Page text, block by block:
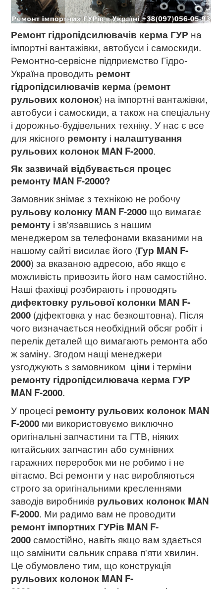
Ремонт гідропідсилювачів керма ГУР на
імпортні вантажівки, автобуси і самоскиди.
Ремонтно-сервісне підприємство Гідро-
Україна проводить ремонт
гідропідсилювачів керма (ремонт
рульових колонок) на імпортні вантажівки,
автобуси і самоскиди, а також на спеціальну
і дорожньо-будівельних техніку. У нас є все
для якісного ремонту і налаштування
рульових колонок MAN F-2000.
Як зазвичай відбувається процес
ремонту MAN F-2000?
Замовник знімає з технікою не робочу
рульову колонку MAN F-2000 що вимагає
ремонту і зв'язавшись з нашим
менеджером за телефонами вказаними на
нашому сайті висилає його (Гур MAN F-
2000) за вказаною адресою, або якщо є
можливість привозить його нам самостійно.
Наші фахівці розбирають і проводять
дифектовку рульової колонки MAN F-
2000 (діфектовка у нас безкоштовна). Після
чого визначається необхідний обсяг робіт і
перелік деталей що вимагають ремонта або
ж заміну. Згодом нащі менеджери
узгоджують з замовником ціни і терміни
ремонту гідропідсилювача керма ГУР
MAN F-2000.
У процесі ремонту рульових колонок MAN
F-2000 ми використовуємо виключно
оригінальні запчастини та ГТВ, ніяких
китайських запчастин або сумнівних
гаражних переробок ми не робимо і не
вітаємо. Всі ремонти у нас виробляються
строго за оригінальними кресленнями
заводів виробників рульових колонок MAN
F-2000. Ми радимо вам не проводити
ремонт імпортних ГУРів MAN F-
2000самостійно, навіть якщо вам здається
що замінити сальник справа п'яти хвилин.
Це обумовлено тим, що конструкція
рульових колонок MAN F-